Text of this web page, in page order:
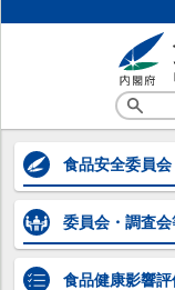
各専門調査会等の情報
各専門調査会等の
> 企画等専門調査
> 添加物専門調査
食品安全委員会
委員会・調査会
食品健康影響評